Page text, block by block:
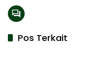
Pos Terkait